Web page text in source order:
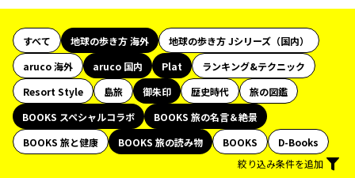
すべて 地球の歩き方 海外
地球の歩き方 Jシリーズ（国内）
aruco 海外
aruco 国内 Plat
ランキング&テクニック
Resort Style
島旅 御朱印 歴史時代
旅の図鑑
BOOKS スペシャルコラボ
BOOKS 旅の名言＆絶景
BOOKS 旅と健康
BOOKS 旅の読み物 BOOKS
D-Books
絞り込み条件を追加